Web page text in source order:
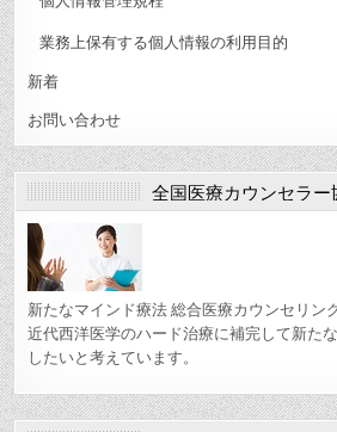
業務上保有する個人情報の利用目的
新着
お問い合わせ
全国医療カウンセラー
新たなマインド療法 総合医療カウンセリン
近代西洋医学のハード治療に補完して新た
したいと考えています。